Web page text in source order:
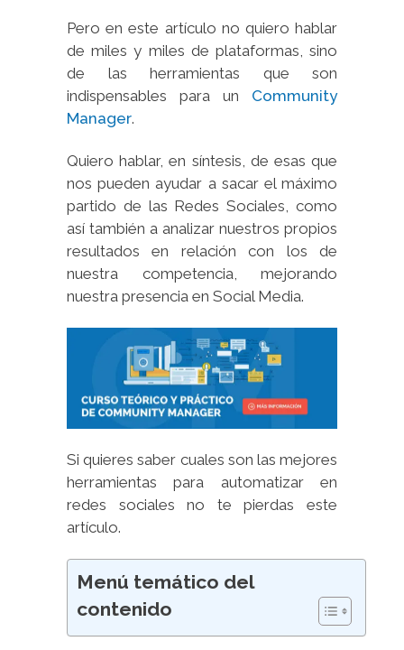
Pero en este artículo no quiero hablar
de miles y miles de plataformas, sino
de las herramientas que son
indispensables para un Сommunity
Manager.
Quiero hablar, en síntesis, de esas que
nos pueden ayudar a sacar el máximo
partido de las Redes Sociales, como
así también a analizar nuestros propios
resultados en relación con los de
nuestra competencia, mejorando
nuestra presencia en Social Media.
Si quieres saber cuales son las mejores
herramientas para automatizar en
redes sociales no te pierdas este
artículo.
Menú temático del
contenido